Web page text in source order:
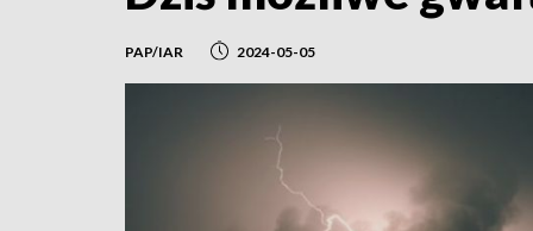
PAP/IAR 2024-05-05